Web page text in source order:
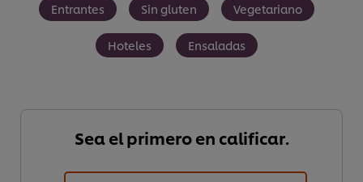
Entrantes Sin gluten Vegetariano
Hoteles Ensaladas
Sea el primero en calificar.
similares) para mejorar tu experiencia en nuestra web.